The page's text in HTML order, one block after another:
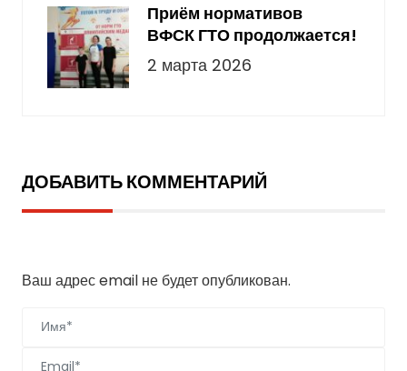
Приём нормативов
ВФСК ГТО продолжается!
2 марта 2026
ДОБАВИТЬ КОММЕНТАРИЙ
Ваш адрес email не будет опубликован.